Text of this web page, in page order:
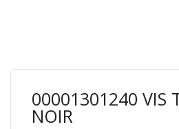
00001301240 VIS
NOIR